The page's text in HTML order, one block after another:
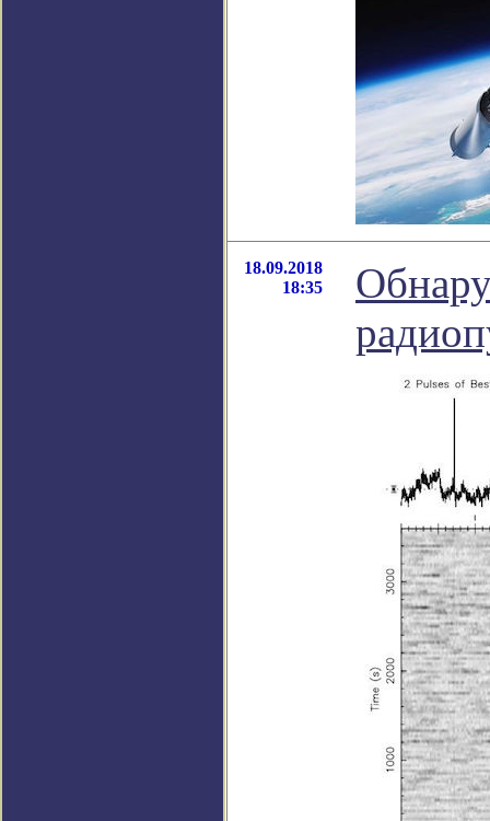
18.09.2018
18:35